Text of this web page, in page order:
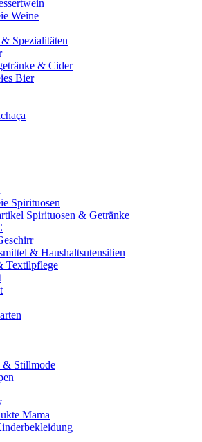
Weine
Spezialitäten
& Cider
Bier
Spirituosen
Spirituosen & Getränke
& Haushaltsutensilien
Textilpflege
& Stillmode
Mama